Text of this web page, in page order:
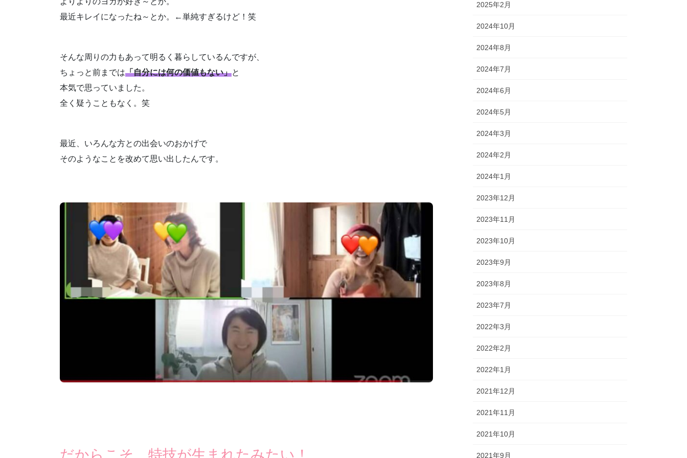
最近キレイになったね～とか。←単純すぎるけど！笑
そんな周りの力もあって明るく暮らしているんですが、
ちょっと前までは「自分には何の価値もない」と
本気で思っていました。
全く疑うこともなく。笑
最近、いろんな方との出会いのおかげで
そのようなことを改めて思い出したんです。
だからこそ、特技が生まれたみたい！
2025年2月
2024年10月
2024年8月
2024年7月
2024年6月
2024年5月
2024年3月
2024年2月
2024年1月
2023年12月
2023年11月
2023年10月
2023年9月
2023年8月
2023年7月
2022年3月
2022年2月
2022年1月
2021年12月
2021年11月
2021年10月
2021年9月